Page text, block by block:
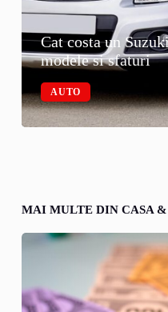
Cat costa un
modele si sfaturi
AUTO
MAI MULTE DIN CASA